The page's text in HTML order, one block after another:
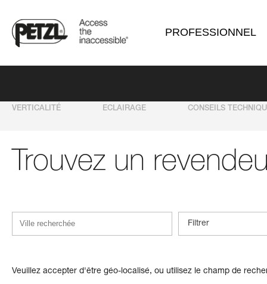
PROFESSIONNEL
VERTICALITÉ ECLAIRAGE CONSEILS
Trouvez un
Filtrer
Veuillez accepter d'être géo-localisé, ou utilisez le champ de